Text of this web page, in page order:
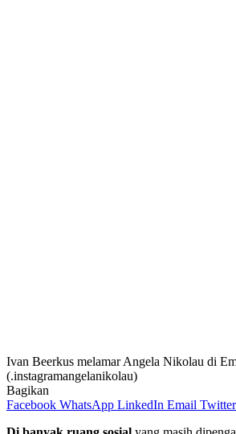
Ivan Beerkus melamar Angela Nikolau di
(.instagramangelanikolau)
Bagikan
Facebook WhatsApp LinkedIn Email Twitter